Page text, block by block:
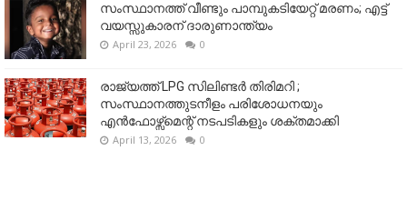
സംസ്ഥാനത്ത് വീണ്ടും പാമ്പുകടിയേറ്റ് മരണം; എട്ട്
വയസ്സുകാരന് ദാരുണാന്ത്യം
April 23, 2026 0
രാജ്യത്ത് LPG സിലിണ്ടർ തിരിമറി ;
സംസ്ഥാനത്തുടനീളം പരിശോധനയും
എൻഫോഴ്സ്മെന്റ് നടപടികളും ശക്തമാക്കി
April 13, 2026 0